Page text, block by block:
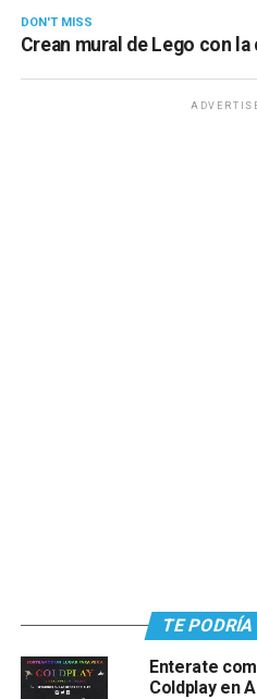
DON'T MISS
Crean mural de Lego con
TE
Enterate
Coldplay en